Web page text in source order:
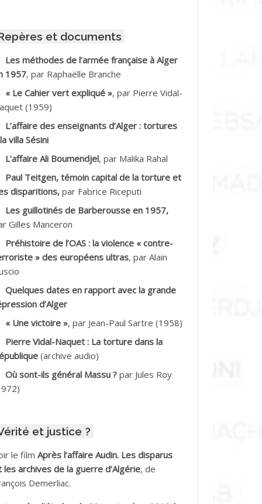
Salah
M.*
Ali
Tahar
Ramdane *
Baghdad*
Boualem*
Rachid
Omar
Vve AIT SAADA
Mohamed Akli
et documents
Les méthodes de l’armée française à Alger
1957, par Raphaëlle Branche
« Le Cahier vert expliqué », par Pierre Vidal-
(1959)
L’affaire des enseignants d’Alger : tortures
villa Sésini
L’affaire Ali Boumendjel, par Malika Rahal
Paul Teitgen, témoin capital de la torture et
disparitions, par Fabrice Riceputi
Les guillotinés de Barberousse en 1957,
Gilles Manceron
Préhistoire de l’OAS : la violence « contre-
» des européens ultras, par Alain
Quelques dates en rapport avec la grande
d’Alger
« Une victoire », par Jean-Paul Sartre (1958)
Pierre Vidal-Naquet : La torture dans la
(archive audio)
Où sont-ils général Massu ? par Jules Roy
et justice ?
le film Après l’affaire Audin. Les disparus
les archives de la guerre d’Algérie, de
Demerliac.